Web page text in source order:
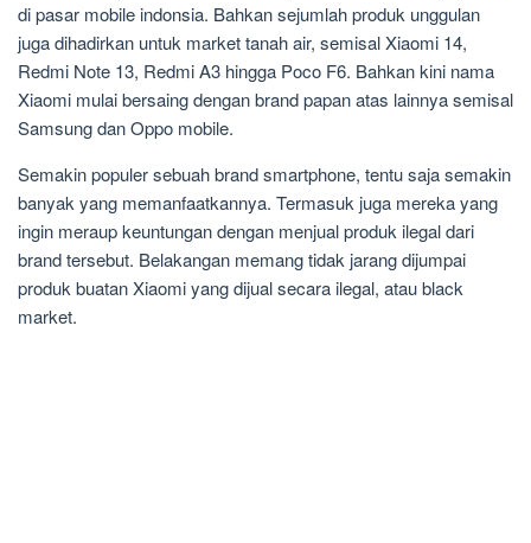
di pasar mobile indonsia. Bahkan sejumlah produk unggulan
juga dihadirkan untuk market tanah air, semisal Xiaomi 14,
Redmi Note 13, Redmi A3 hingga Poco F6. Bahkan kini nama
Xiaomi mulai bersaing dengan brand papan atas lainnya semisal
Samsung dan Oppo mobile.
Semakin populer sebuah brand smartphone, tentu saja semakin
banyak yang memanfaatkannya. Termasuk juga mereka yang
ingin meraup keuntungan dengan menjual produk ilegal dari
brand tersebut. Belakangan memang tidak jarang dijumpai
produk buatan Xiaomi yang dijual secara ilegal, atau black
market.